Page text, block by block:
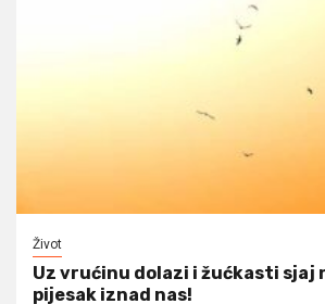
Život
Uz vrućinu dolazi i žućkasti sjaj
pijesak iznad nas!